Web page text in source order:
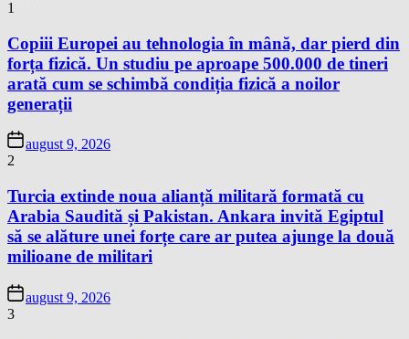
1
Copiii Europei au tehnologia în mână, dar pierd din
forța fizică. Un studiu pe aproape 500.000 de tineri
arată cum se schimbă condiția fizică a noilor
generații
august 9, 2026
2
Turcia extinde noua alianță militară formată cu
Arabia Saudită și Pakistan. Ankara invită Egiptul
să se alăture unei forțe care ar putea ajunge la două
milioane de militari
august 9, 2026
3